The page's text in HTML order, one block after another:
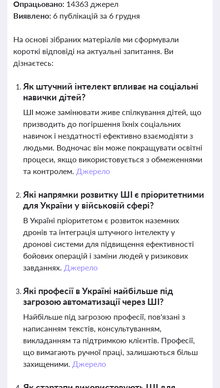
Опрацьовано: 14363 джерел
Виявлено: 6 публікацій за 6 грудня
На основі зібраних матеріалів ми сформували
короткі відповіді на актуальні запитання. Ви
дізнаєтесь:
Як штучний інтелект впливає на соціальні
навички дітей?
ШІ може замінювати живе спілкування дітей, що
призводить до погіршення їхніх соціальних
навичок і нездатності ефективно взаємодіяти з
людьми. Водночас він може покращувати освітні
процеси, якщо використовується з обмеженнями
та контролем. Джерело
Які напрямки розвитку ШІ є пріоритетними
для України у військовій сфері?
В Україні пріоритетом є розвиток наземних
дронів та інтеграція штучного інтелекту у
дронові системи для підвищення ефективності
бойових операцій і заміни людей у ризикових
завданнях. Джерело
Які професії в Україні найбільше під
загрозою автоматизації через ШІ?
Найбільше під загрозою професії, пов'язані з
написанням текстів, консультуванням,
викладанням та підтримкою клієнтів. Професії,
що вимагають ручної праці, залишаються більш
захищеними. Джерело